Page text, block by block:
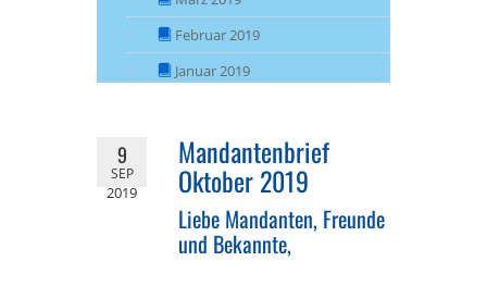
Februar 2019
Januar 2019
9
SEP
2019
Mandantenbrief
Oktober 2019
Liebe Mandanten, Freunde
und Bekannte,